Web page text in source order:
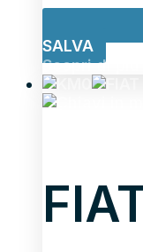
SALVA
Scopri di più